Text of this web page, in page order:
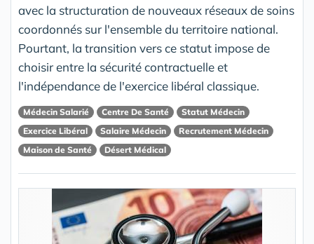
avec la structuration de nouveaux réseaux de soins
coordonnés sur l'ensemble du territoire national.
Pourtant, la transition vers ce statut impose de
choisir entre la sécurité contractuelle et
l'indépendance de l'exercice libéral classique.
Médecin Salarié Centre De Santé
Statut Médecin
Exercice Libéral
Salaire Médecin
Recrutement Médecin
Maison de Santé
Désert Médical